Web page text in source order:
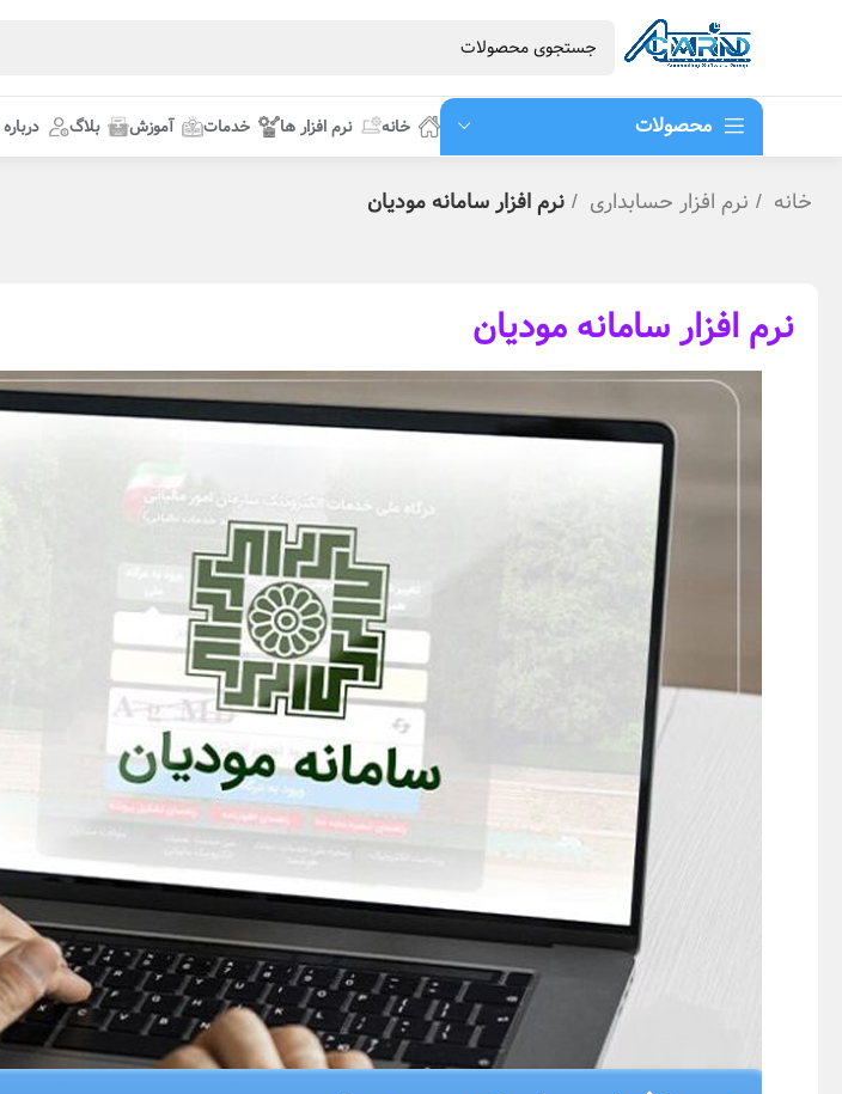
محصولات خانه نرم افزار ها خدمات آموزش بلاگ
خانه نرم افزار حسابداری نرم افزار سامانه مودیان
نرم افزار سامانه مودیان